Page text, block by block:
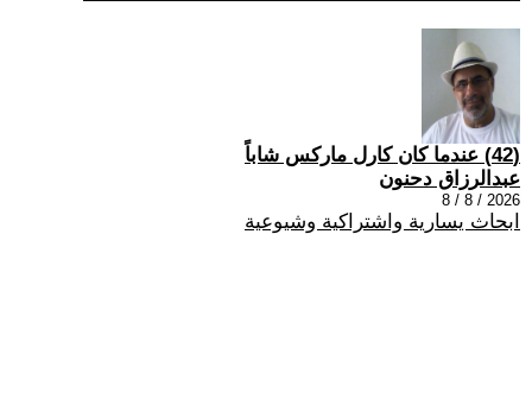
(42) عندما كان كارل ماركس شاباً
عبدالرزاق دحنون
2026 / 8 / 8
ابحاث يسارية واشتراكية وشيوعية